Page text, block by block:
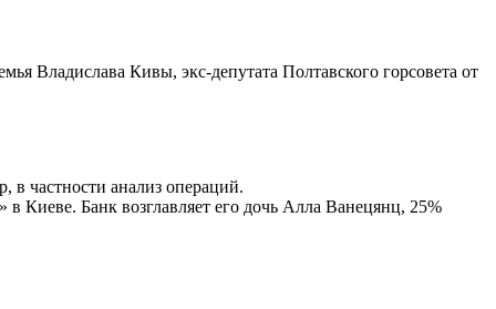
Владислава Кивы, экс-депутата Полтавского горсовета от
в частности анализ операций.
Киеве. Банк возглавляет его дочь Алла Ванецянц, 25%